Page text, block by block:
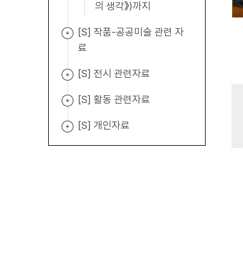
의 생각》)까지
[S] 작품-공공미술 관련 자
료
[S] 전시 관련자료
[S] 활동 관련자료
[S] 개인자료